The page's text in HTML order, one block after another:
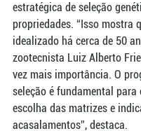
estratégica de seleção
propriedades. “Isso mostra
idealizado há cerca de 50
zootecnista Luiz Alberto
vez mais importância. O
seleção é fundamental para
escolha das matrizes e
acasalamentos”, destaca.